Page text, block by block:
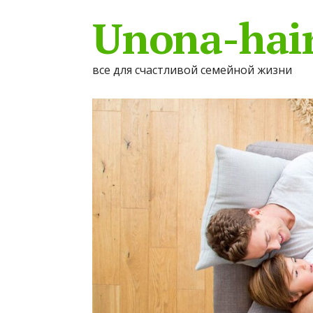
Unona-
все для счастливой семейной жизни